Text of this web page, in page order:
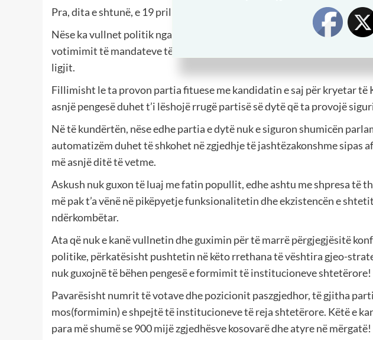
Pra, dita e shtunë, e 19 prillit 2025 duhet të jetë dita “D” e formimit të
Nëse ka vullnet politik nga partitë parlamentare zgjidhja është fare e
votimimit të mandateve të deputetëve evitohet fare lehtë, për të kaluar
ligjit.
Fillimisht le ta provon partia fituese me kandidatin e saj për kryetar të
asnjë pengesë duhet t’i lëshojë rrugë partisë së dytë që ta provojë
Në të kundërtën, nëse edhe partia e dytë nuk e siguron shumicën
automatizëm duhet të shkohet në zgjedhje të jashtëzakonshme sipas
më asnjë ditë të vetme.
Askush nuk guxon të luaj me fatin popullit, edhe ashtu me shpresa të
më pak t’a vënë në pikëpyetje funksionalitetin dhe ekzistencën e
ndërkombëtar.
Ata që nuk e kanë vullnetin dhe guximin për të marrë përgjegjësitë
politike, përkatësisht pushtetin në këto rrethana të vështira gjeo-
nuk guxojnë të bëhen pengesë e formimit të institucioneve shtetërore!
Pavarësisht numrit të votave dhe pozicionit paszgjedhor, të gjitha
mos(formimin) e shpejtë të institucioneve të reja shtetërore. Këtë e
para më shumë se 900 mijë zgjedhësve kosovarë dhe atyre në mërgatë!